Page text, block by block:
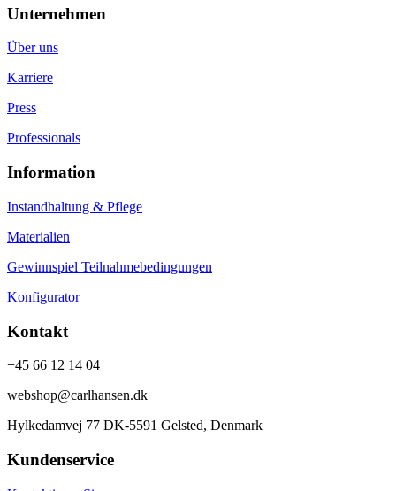
Unternehmen
Über uns
Karriere
Press
Professionals
Information
Instandhaltung & Pflege
Materialien
Gewinnspiel Teilnahmebedingungen
Konfigurator
Kontakt
+45 66 12 14 04
webshop@carlhansen.dk
Hylkedamvej 77 DK-5591 Gelsted, Denmark
Kundenservice